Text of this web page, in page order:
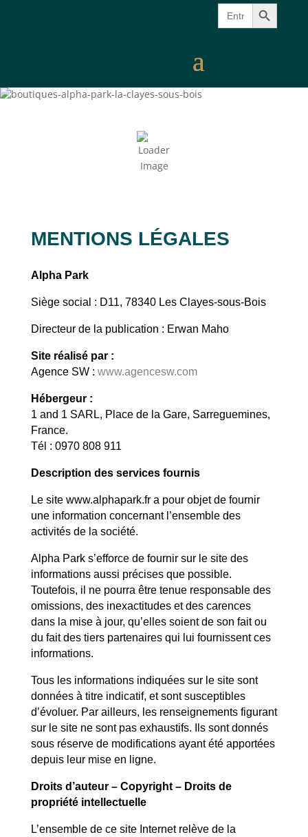
Search
for:
Search Button
MENTIONS LÉGALES
Alpha Park
Siège social : D11, 78340 Les Clayes-sous-Bois
Directeur de la publication : Erwan Maho
Site réalisé par :
Agence SW : www.agencesw.com
Hébergeur :
1 and 1 SARL, Place de la Gare, Sarreguemines,
France.
Tél : 0970 808 911
Description des services fournis
Le site www.alphapark.fr a pour objet de fournir
une information concernant l’ensemble des
activités de la société.
Alpha Park s’efforce de fournir sur le site des
informations aussi précises que possible.
Toutefois, il ne pourra être tenue responsable des
omissions, des inexactitudes et des carences
dans la mise à jour, qu’elles soient de son fait ou
du fait des tiers partenaires qui lui fournissent ces
informations.
Tous les informations indiquées sur le site sont
données à titre indicatif, et sont susceptibles
d’évoluer. Par ailleurs, les renseignements figurant
sur le site ne sont pas exhaustifs. Ils sont donnés
sous réserve de modifications ayant été apportées
depuis leur mise en ligne.
Droits d’auteur – Copyright – Droits de
propriété intellectuelle
L’ensemble de ce site Internet relève de la